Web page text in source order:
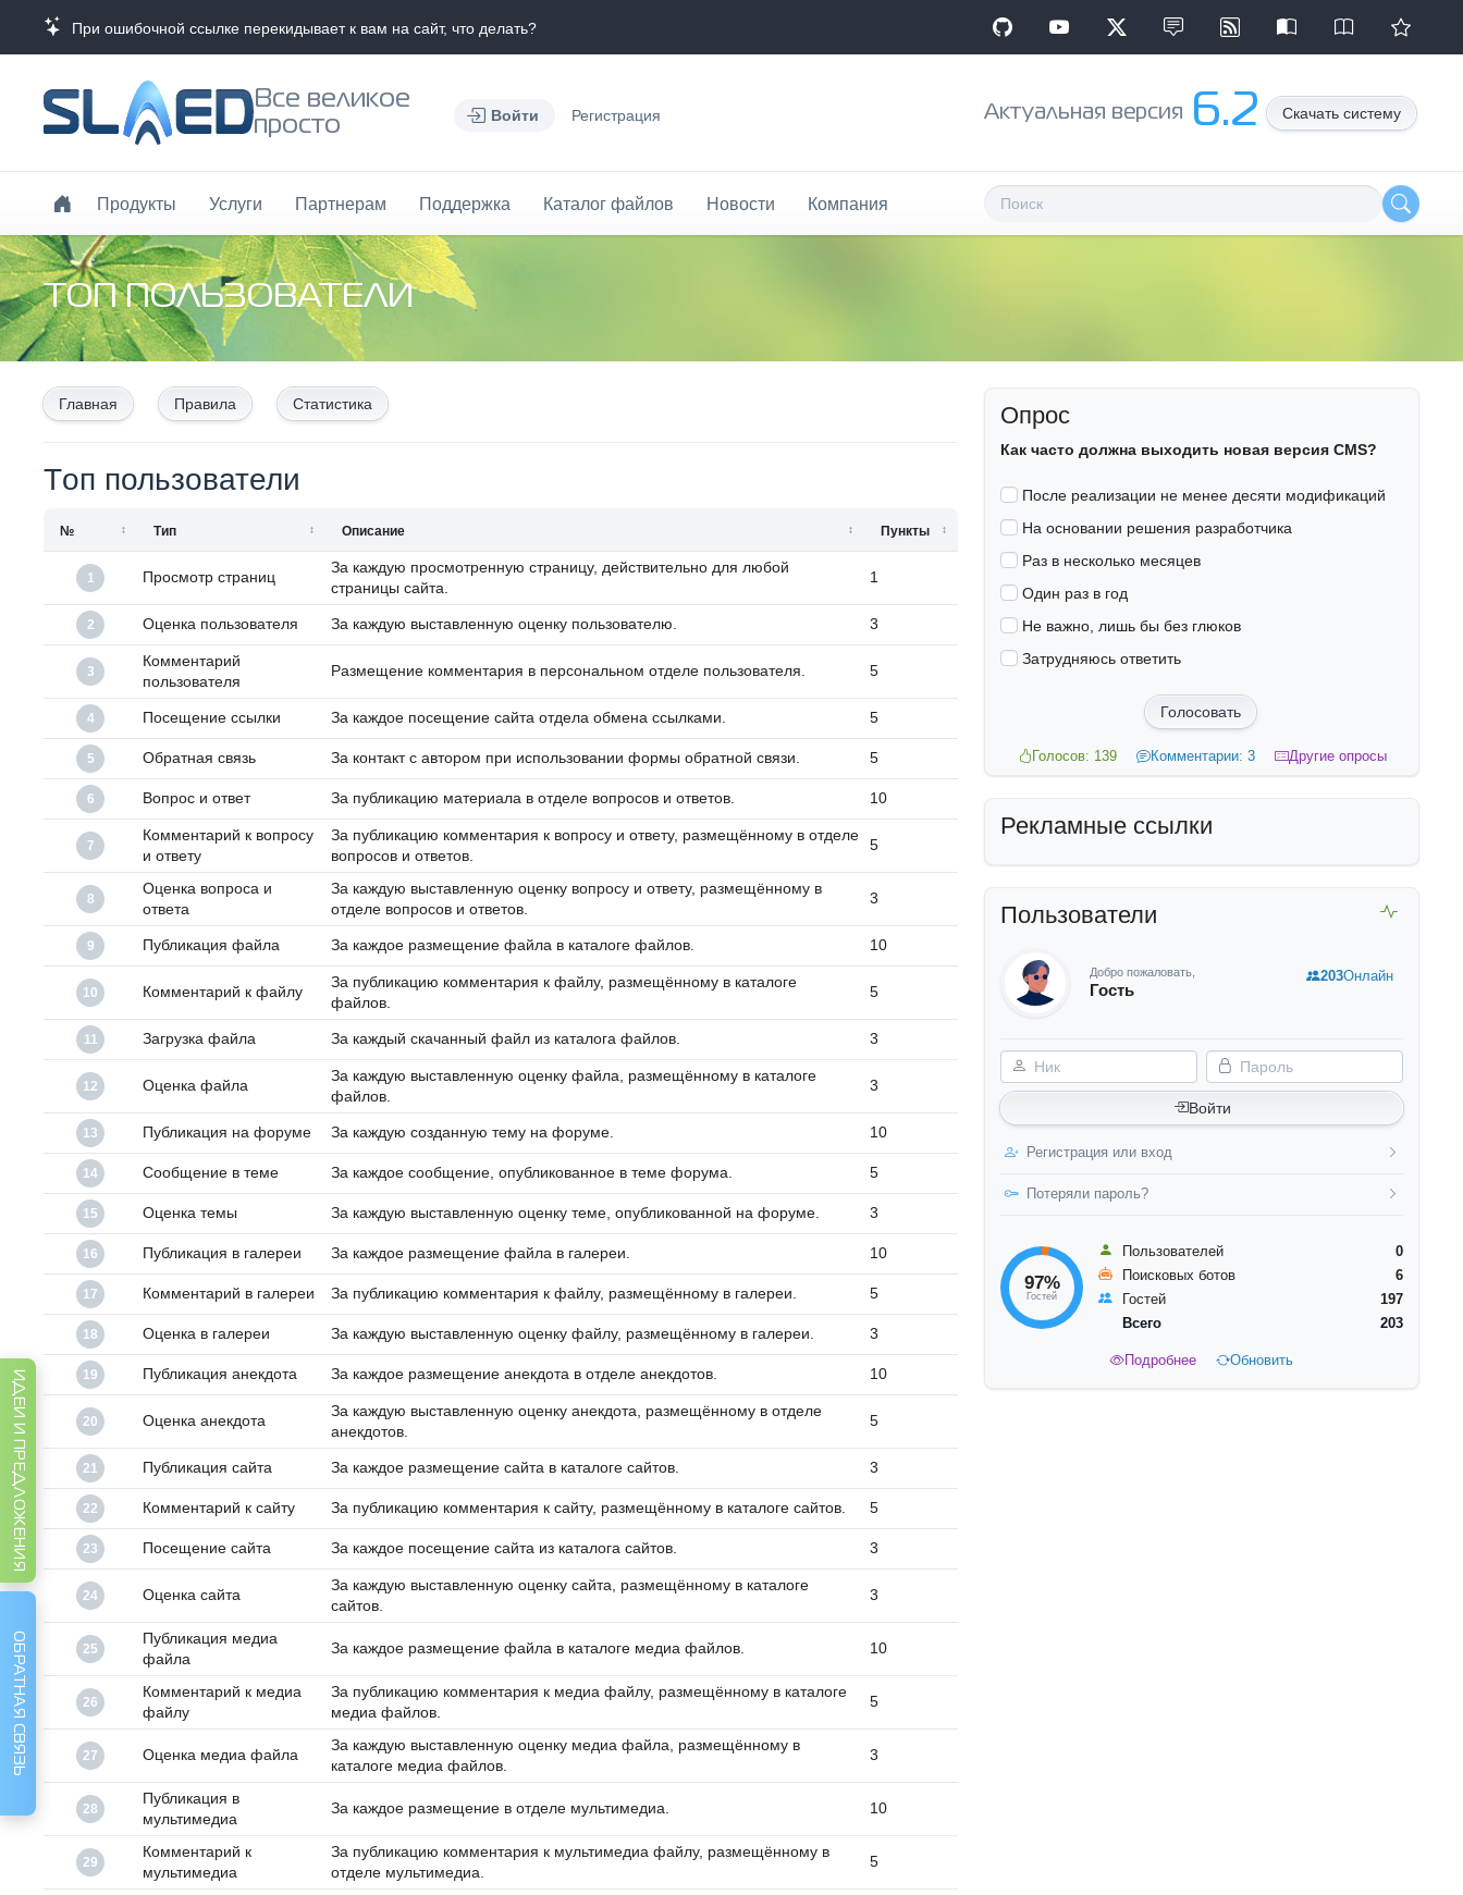
При ошибочной ссылке перекидывает к вам на сайт, что делать?
Все великое
просто
Войти Регистрация Aктуальная версия 6.2 Скачать систему
Продукты Услуги Партнерам Поддержка Каталог файлов Новости Компания
TОП ПОЛЬЗОВАТЕЛИ
Главная Правила Статистика
Tоп пользователи
№ Тип Описание Пункты
1 Просмотр страниц
За каждую просмотренную страницу, действительно для любой
страницы сайта.
1
2 Оценка пользователя За каждую выставленную оценку пользователю. 3
3
Комментарий
пользователя
Размещение комментария в персональном отделе пользователя. 5
4 Посещение ссылки За каждое посещение сайта отдела обмена ссылками. 5
5 Обратная связь За контакт с автором при использовании формы обратной связи. 5
6 Вопрос и ответ За публикацию материала в отделе вопросов и ответов. 10
7
Комментарий к вопросу
и ответу
За публикацию комментария к вопросу и ответу, размещённому в отделе
вопросов и ответов.
5
8
Оценка вопроса и
ответа
За каждую выставленную оценку вопросу и ответу, размещённому в
отделе вопросов и ответов.
3
9 Публикация файла За каждое размещение файла в каталоге файлов. 10
10 Комментарий к файлу
За публикацию комментария к файлу, размещённому в каталоге
файлов.
5
11 Загрузка файла За каждый скачанный файл из каталога файлов. 3
12 Оценка файла
За каждую выставленную оценку файла, размещённому в каталоге
файлов.
3
13 Публикация на форуме За каждую созданную тему на форуме. 10
14 Сообщение в теме За каждое сообщение, опубликованное в теме форума. 5
15 Оценка темы За каждую выставленную оценку теме, опубликованной на форуме. 3
16 Публикация в галереи За каждое размещение файла в галереи. 10
17 Комментарий в галереи За публикацию комментария к файлу, размещённому в галереи. 5
18 Оценка в галереи За каждую выставленную оценку файлу, размещённому в галереи. 3
19 Публикация анекдота За каждое размещение анекдота в отделе анекдотов. 10
20 Оценка анекдота
За каждую выставленную оценку анекдота, размещённому в отделе
анекдотов.
5
21 Публикация сайта За каждое размещение сайта в каталоге сайтов. 3
22 Комментарий к сайту За публикацию комментария к сайту, размещённому в каталоге сайтов. 5
23 Посещение сайта За каждое посещение сайта из каталога сайтов. 3
24 Оценка сайта
За каждую выставленную оценку сайта, размещённому в каталоге
сайтов.
3
25
Публикация медиа
файла
За каждое размещение файла в каталоге медиа файлов. 10
26
Комментарий к медиа
файлу
За публикацию комментария к медиа файлу, размещённому в каталоге
медиа файлов.
5
27 Оценка медиа файла
За каждую выставленную оценку медиа файла, размещённому в
каталоге медиа файлов.
3
28
Публикация в
мультимедиа
За каждое размещение в отделе мультимедиа. 10
29
Комментарий к
мультимедиа
За публикацию комментария к мультимедиа файлу, размещённому в
отделе мультимедиа.
5
Опрос
Как часто должна выходить новая версия CMS?
После реализации не менее десяти модификаций
На основании решения разработчика
Раз в несколько месяцев
Один раз в год
Не важно, лишь бы без глюков
Затрудняюсь ответить
Голосовать
Голосов: 139 Комментарии: 3 Другие опросы
Рекламные ссылки
Пользователи
Добро пожаловать,
Гость
Ник Пароль
Войти
Регистрация или вход
Потеряли пароль?
203Онлайн
97%
Гостей
Пользователей
0
Поисковых ботов
6
Гостей
197
Всего
203
Подробнее Обновить
ИДЕИ И ПРЕДЛОЖЕНИЯ
ОБРАТНАЯ СВЯЗЬ